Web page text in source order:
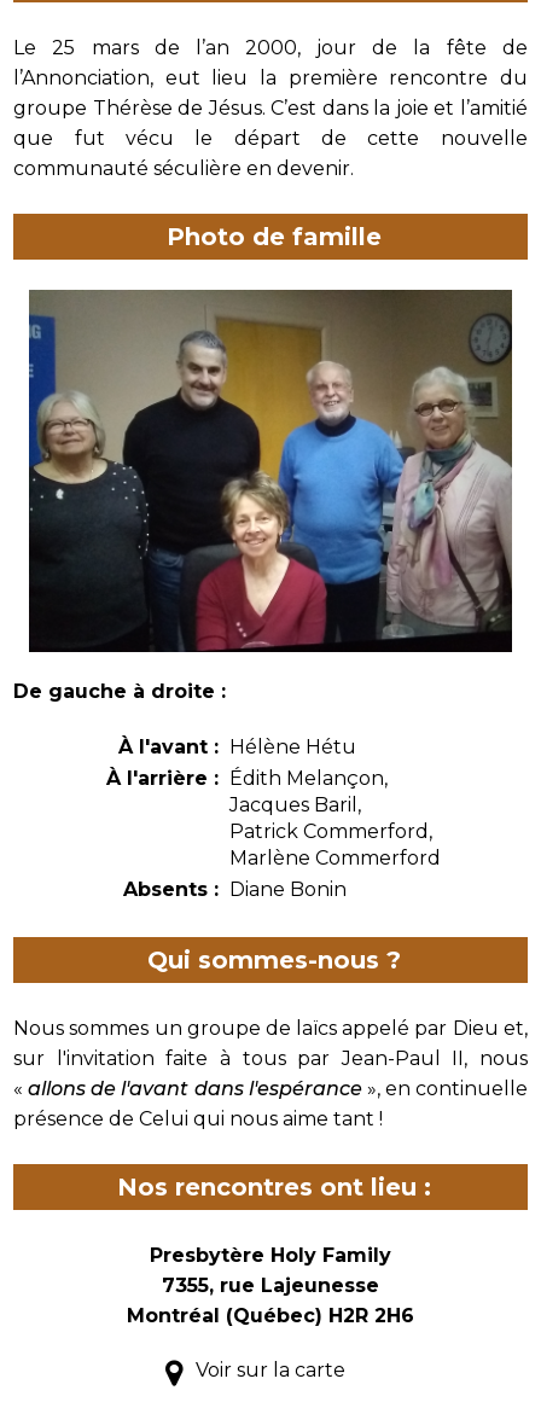
Le 25 mars de l’an 2000, jour de la fête de
l’Annonciation, eut lieu la première rencontre du
groupe Thérèse de Jésus. C’est dans la joie et l’amitié
que fut vécu le départ de cette nouvelle
communauté séculière en devenir.
Photo de famille
De gauche à droite :
À l'avant : Hélène Hétu
À l'arrière : Édith Melançon,
Jacques Baril,
Patrick Commerford,
Marlène Commerford
Absents : Diane Bonin
Qui sommes-nous ?
Nous sommes un groupe de laïcs appelé par Dieu et,
sur l'invitation faite à tous par Jean-Paul II, nous
«allons de l'avant dans l'espérance», en continuelle
présence de Celui qui nous aime tant !
Nos rencontres ont lieu :
Presbytère Holy Family
7355, rue Lajeunesse
Montréal (Québec) H2R 2H6
Voir sur la carte